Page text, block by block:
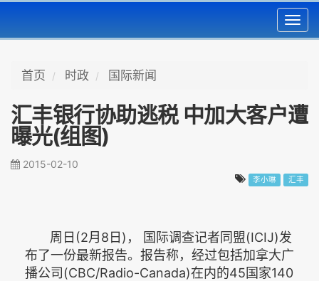
首页 时政 国际新闻
汇丰银行协助逃税 中加大客户遭
曝光(组图)
2015-02-10
李小琳 汇丰
周日(2月8日)， 国际调查记者同盟(ICIJ)发
布了一份最新报告。报告称，经过包括加拿大广
播公司(CBC/Radio-Canada)在内的45国家140